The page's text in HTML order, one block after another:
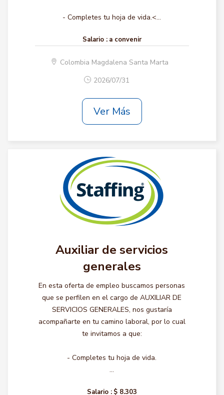
- Completes tu hoja de vida.<...
Salario : a convenir
Colombia Magdalena Santa Marta
2026/07/31
Ver Más
Auxiliar de servicios
generales
En esta oferta de empleo buscamos personas
que se perfilen en el cargo de AUXILIAR DE
SERVICIOS GENERALES, nos gustaría
acompañarte en tu camino laboral, por lo cual
te invitamos a que:
- Completes tu hoja de vida.
...
Salario : $ 8.303